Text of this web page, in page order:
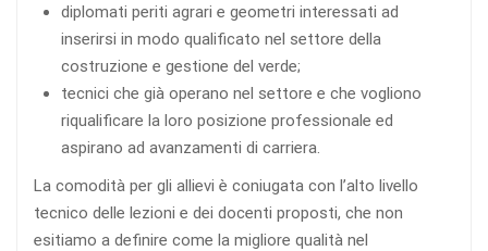
diplomati periti agrari e geometri interessati ad
inserirsi in modo qualificato nel settore della
costruzione e gestione del verde;
tecnici che già operano nel settore e che vogliono
riqualificare la loro posizione professionale ed
aspirano ad avanzamenti di carriera.
La comodità per gli allievi è coniugata con l’alto livello
tecnico delle lezioni e dei docenti proposti, che non
esitiamo a definire come la migliore qualità nel